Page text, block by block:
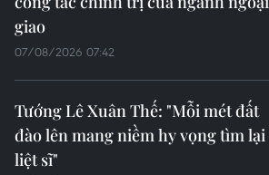
giao
07/08/2026 07:42
Tướng Lê Xuân Thế: "Mỗi mét đất
đào lên mang niềm hy vọng tìm lại
liệt sĩ"